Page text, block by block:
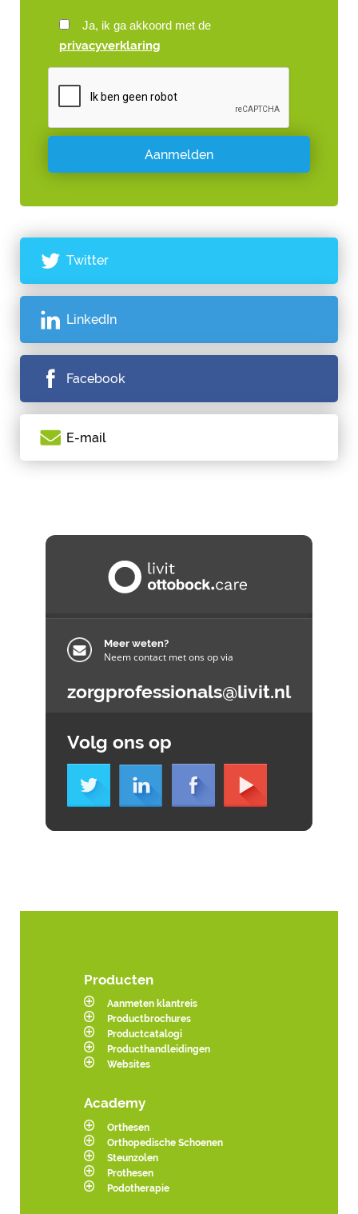
Ja, ik ga akkoord met de
privacyverklaring
Twitter
LinkedIn
Facebook
E-mail
Meer weten?
Neem contact met ons op via
zorgprofessionals@livit.nl
Volg ons op
Producten
Aanmeten klantreis
Productbrochures
Productcatalogi
Producthandleidingen
Websites
Academy
Orthesen
Orthopedische Schoenen
Steunzolen
Prothesen
Podotherapie